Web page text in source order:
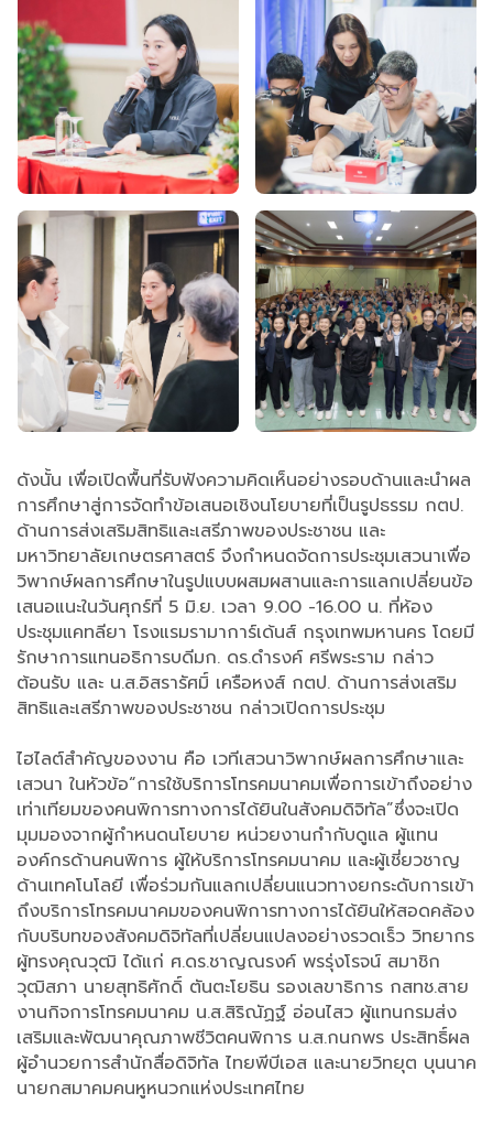
ดังนั้น เพื่อเปิดพื้นที่รับฟังความคิดเห็นอย่างรอบด้านและนำผล
การศึกษาสู่การจัดทำข้อเสนอเชิงนโยบายที่เป็นรูปธรรม กตป.
ด้านการส่งเสริมสิทธิและเสรีภาพของประชาชน และ
มหาวิทยาลัยเกษตรศาสตร์ จึงกำหนดจัดการประชุมเสวนาเพื่อ
วิพากษ์ผลการศึกษาในรูปแบบผสมผสานและการแลกเปลี่ยนข้อ
เสนอแนะในวันศุกร์ที่ 5 มิ.ย. เวลา 9.00 -16.00 น. ที่ห้อง
ประชุมแคทลียา โรงแรมรามาการ์เด้นส์ กรุงเทพมหานคร โดยมี
รักษาการแทนอธิการบดีมก. ดร.ดำรงค์ ศรีพระราม กล่าว
ต้อนรับ และ น.ส.อิสรารัศมิ์ เครือหงส์ กตป. ด้านการส่งเสริม
สิทธิและเสรีภาพของประชาชน กล่าวเปิดการประชุม
ไฮไลต์สำคัญของงาน คือ เวทีเสวนาวิพากษ์ผลการศึกษาและ
เสวนา ในหัวข้อ“การใช้บริการโทรคมนาคมเพื่อการเข้าถึงอย่าง
เท่าเทียมของคนพิการทางการได้ยินในสังคมดิจิทัล”ซึ่งจะเปิด
มุมมองจากผู้กำหนดนโยบาย หน่วยงานกำกับดูแล ผู้แทน
องค์กรด้านคนพิการ ผู้ให้บริการโทรคมนาคม และผู้เชี่ยวชาญ
ด้านเทคโนโลยี เพื่อร่วมกันแลกเปลี่ยนแนวทางยกระดับการเข้า
ถึงบริการโทรคมนาคมของคนพิการทางการได้ยินให้สอดคล้อง
กับบริบทของสังคมดิจิทัลที่เปลี่ยนแปลงอย่างรวดเร็ว วิทยากร
ผู้ทรงคุณวุฒิ ได้แก่ ศ.ดร.ชาญณรงค์ พรรุ่งโรจน์ สมาชิก
วุฒิสภา นายสุทธิศักดิ์ ตันตะโยธิน รองเลขาธิการ กสทช.สาย
งานกิจการโทรคมนาคม น.ส.สิริณัฏฐ์ อ่อนไสว ผู้แทนกรมส่ง
เสริมและพัฒนาคุณภาพชีวิตคนพิการ น.ส.กนกพร ประสิทธิ์ผล
ผู้อำนวยการสำนักสื่อดิจิทัล ไทยพีบีเอส และนายวิทยุต บุนนาค
นายกสมาคมคนหูหนวกแห่งประเทศไทย